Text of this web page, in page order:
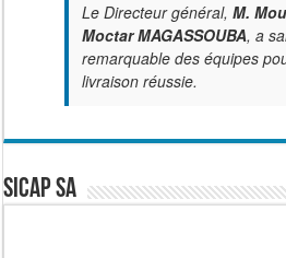
Le Directeur général, M.
Moctar MAGASSOUBA, a
remarquable des équipes
livraison réussie.
SICAP SA